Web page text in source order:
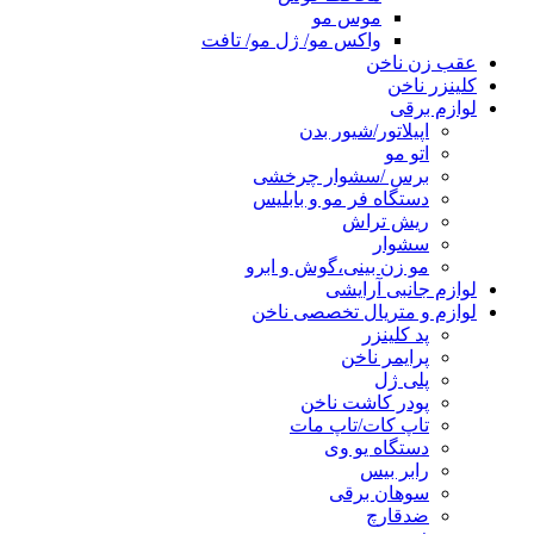
موس مو
واکس مو/ ژل مو/ تافت
عقب زن ناخن
کلینزر ناخن
لوازم برقی
اپیلاتور/شیور بدن
اتو مو
برس /سشوار چرخشی
دستگاه فر مو و بابلیس
ریش تراش
سشوار
مو زن بینی،گوش و ابرو
لوازم جانبی آرایشی
لوازم و متریال تخصصی ناخن
پد کلینزر
پرایمر ناخن
پلی ژل
پودر کاشت ناخن
تاپ کات/تاپ مات
دستگاه یو وی
رابر بیس
سوهان برقی
ضدقارچ